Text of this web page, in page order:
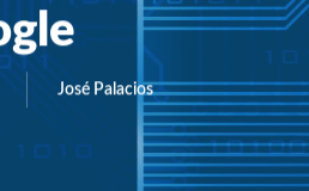
José Palacios